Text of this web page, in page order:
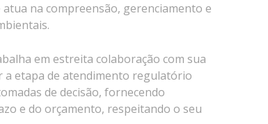
na compreensão, gerenciamento e
em estreita colaboração com sua
etapa de atendimento regulatório
de decisão, fornecendo
e do orçamento, respeitando o seu